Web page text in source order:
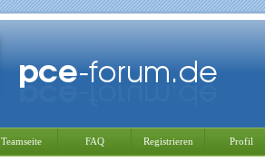
Teamseite FAQ Registrieren Profil